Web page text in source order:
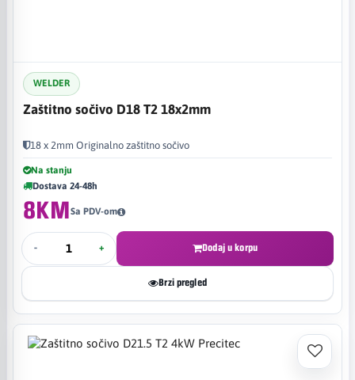
WELDER
Zaštitno sočivo D18 T2 18x2mm
18 x 2mm Originalno zaštitno sočivo
Na stanju
Dostava 24-48h
8KMSa PDV-om
- + Dodaj u korpu
Brzi pregled